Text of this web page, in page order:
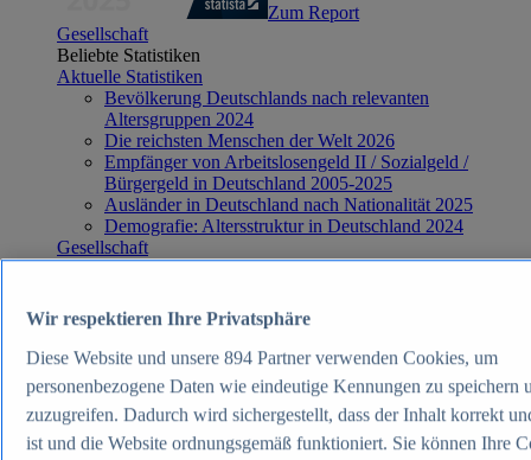
Zum Report
Gesellschaft
Beliebte Statistiken
Aktuelle Statistiken
Bevölkerung Deutschlands nach relevanten
Altersgruppen 2024
Die reichsten Menschen der Welt 2026
Empfänger von Arbeitslosengeld II / Sozialgeld /
Bürgergeld in Deutschland 2005-2025
Ausländer in Deutschland nach Nationalität 2025
Demografie: Altersstruktur in Deutschland 2024
Gesellschaft
Themen
Demografischer Wandel - Daten & Fakten
Jugendkriminalität in Deutschland - Daten & Fakten
Top Report
Wir respektieren Ihre Privatsphäre
Diese Website und unsere 894 Partner verwenden Cookies, um
personenbezogene Daten wie eindeutige Kennungen zu speichern
zuzugreifen. Dadurch wird sichergestellt, dass der Inhalt korrekt
ist und die Website ordnungsgemäß funktioniert. Sie können Ihre